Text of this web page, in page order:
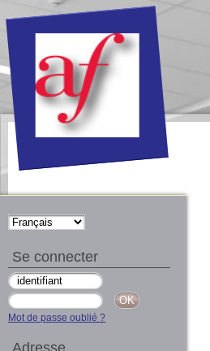
Se connecter
Mot de passe oublié ?
Adresse